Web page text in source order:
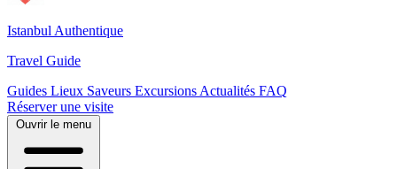
Istanbul Authentique
Travel Guide
Guides Lieux Saveurs Excursions Actualités FAQ
Réserver une visite
Ouvrir le menu